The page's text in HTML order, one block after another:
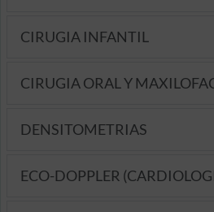
CIRUGIA INFANTIL
CIRUGIA ORAL Y
DENSITOMETRIAS
ECO-DOPPLER